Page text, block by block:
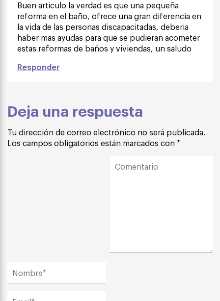
Buen articulo la verdad es que una pequeña
reforma en el baño, ofrece una gran diferencia en
la vida de las personas discapacitadas, deberia
haber mas ayudas para que se pudieran acometer
estas reformas de baños y viviendas, un saludo
Responder
Deja una respuesta
Tu dirección de correo electrónico no será publicada.
Los campos obligatorios están marcados con *